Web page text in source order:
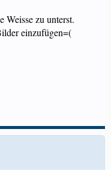
Weisse zu unterst.
einzufügen=(